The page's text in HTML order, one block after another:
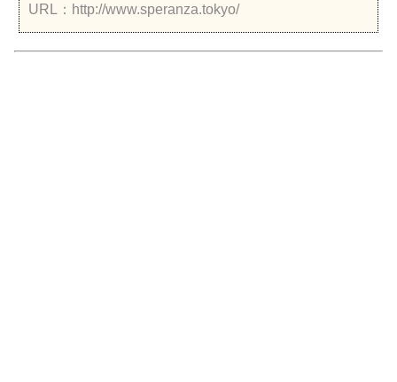
URL：http://www.speranza.tokyo/